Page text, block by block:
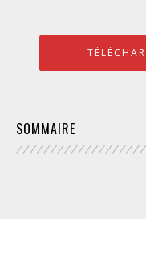
SOMMAIRE